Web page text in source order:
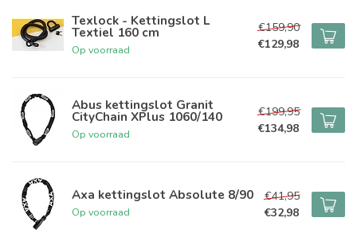
Texlock - Kettingslot L
Textiel 160 cm
Op voorraad
€159,90
€129,98
Abus kettingslot Granit
CityChain XPlus 1060/140
Op voorraad
€199,95
€134,98
Axa kettingslot Absolute 8/90
Op voorraad
€41,95
€32,98